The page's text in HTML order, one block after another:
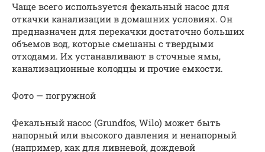
Чаще всего используется фекальный насос для
откачки канализации в домашних условиях. Он
предназначен для перекачки достаточно больших
объемов вод, которые смешаны с твердыми
отходами. Их устанавливают в сточные ямы,
канализационные колодцы и прочие емкости.
Фото — погружной
Фекальный насос (Grundfos, Wilo) может быть
напорный или высокого давления и ненапорный
(например, как для ливневой, дождевой